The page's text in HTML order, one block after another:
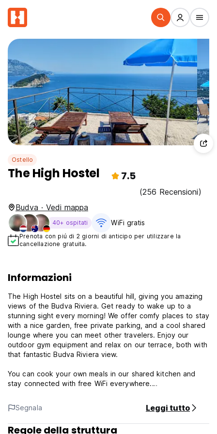
Ostello
The High Hostel 7.5
(256 Recensioni)
Budva · Vedi mappa
40+ ospitati WiFi gratis
Prenota con piú di 2 giorni di anticipo per utilizzare la
cancellazione gratuita.
Informazioni
The High Hostel sits on a beautiful hill, giving you amazing
views of the Budva Riviera. Get ready to wake up to a
stunning sight every morning! We offer comfy places to stay
with a nice garden, free private parking, and a cool shared
lounge where you can meet other travelers. Enjoy our
outdoor gym equipment and relax on our terrace, both with
that fantastic Budva Riviera view.
You can cook your own meals in our shared kitchen and
stay connected with free WiFi everywhere.
Our location is perfect! We're in Budva, just a short walk
(about 1.3 km) to Ricardova Glava Beach and Slovenska
Beach. Mogren Beach is also nearby (1.8 km), and Aqua
Park Budva is only 3.4 km away for some fun. Want to see
Segnala Leggi tutto
Regole della struttura